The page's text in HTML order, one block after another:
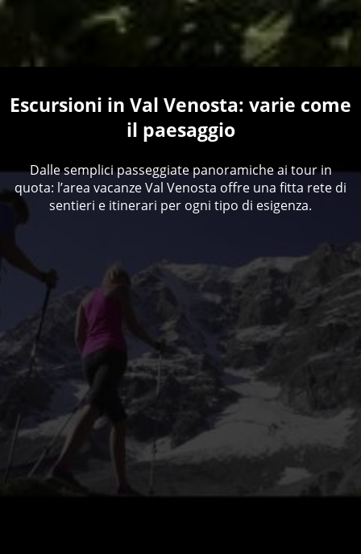
Escursioni in Val Venosta: varie come
il paesaggio
Dalle semplici passeggiate panoramiche ai tour in
quota: l’area vacanze Val Venosta offre una fitta rete di
sentieri e itinerari per ogni tipo di esigenza.